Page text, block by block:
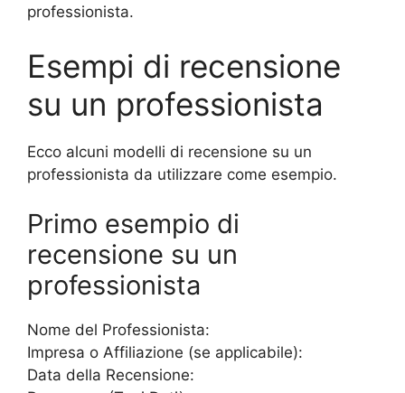
professionista.
Esempi di recensione
su un professionista
Ecco alcuni modelli di recensione su un
professionista da utilizzare come esempio.
Primo esempio di
recensione su un
professionista
Nome del Professionista:
Impresa o Affiliazione (se applicabile):
Data della Recensione: